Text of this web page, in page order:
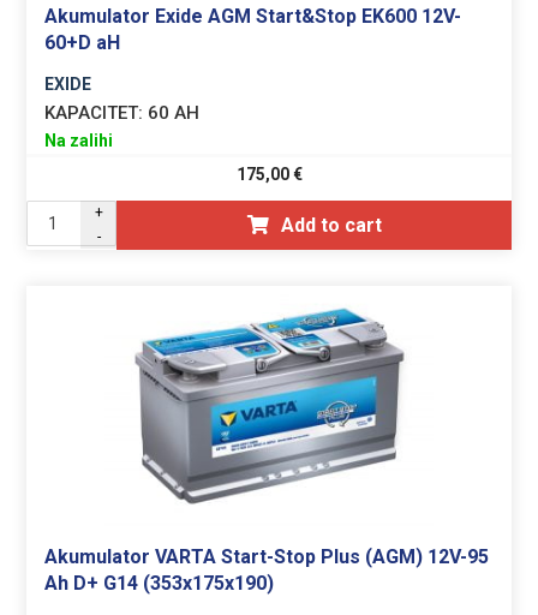
Akumulator Exide AGM Start&Stop EK600 12V-
60+D aH
EXIDE
KAPACITET: 60 AH
Na zalihi
175,00€
+
-
Add to cart
Akumulator VARTA Start-Stop Plus (AGM) 12V-95
Ah D+ G14 (353x175x190)